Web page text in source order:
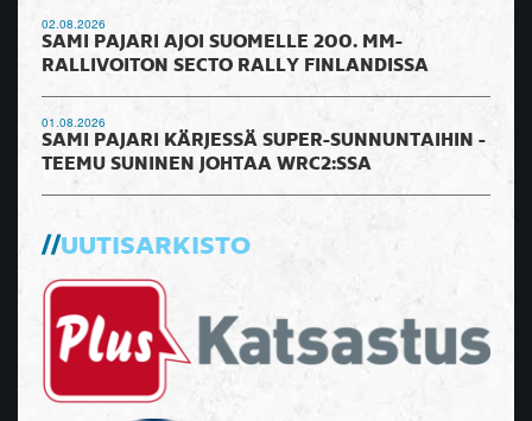
02.08.2026
SAMI PAJARI AJOI SUOMELLE 200. MM-
RALLIVOITON SECTO RALLY FINLANDISSA
01.08.2026
SAMI PAJARI KÄRJESSÄ SUPER-SUNNUNTAIHIN -
TEEMU SUNINEN JOHTAA WRC2:SSA
UUTISARKISTO